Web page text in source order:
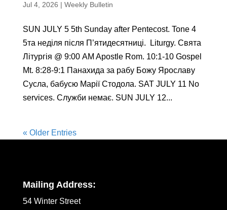
Jul 4, 2026 | Weekly Bulletin
SUN JULY 5 5th Sunday after Pentecost. Tone 4
5тa неділя після П’ятидесятниці. Liturgy. Святa
Літургія @ 9:00 AM Apostle Rom. 10:1-10 Gospel
Mt. 8:28-9:1 Панахида за рабу Божу Ярославу
Сусла, бабусю Марії Стодола. SAT JULY 11 No
services. Служби немає. SUN JULY 12...
« Older Entries
Mailing Address:
54 Winter Street